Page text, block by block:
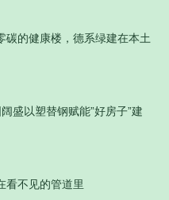
碳的健康楼，德系绿建在本土
盛以塑替钢赋能”好房子”建
看不见的管道里